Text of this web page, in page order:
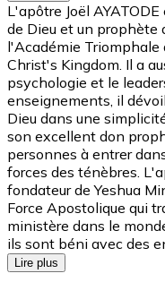
L'apôtre Joël
de Dieu et un prophète
l'Académie Triomphale
Christ's Kingdom. Il a
psychologie et le
enseignements, il
Dieu dans une
son excellent don
personnes à entrer
forces des ténèbres.
fondateur de Yeshua
Force Apostolique qui
ministère dans le
ils sont béni avec des
Lire plus